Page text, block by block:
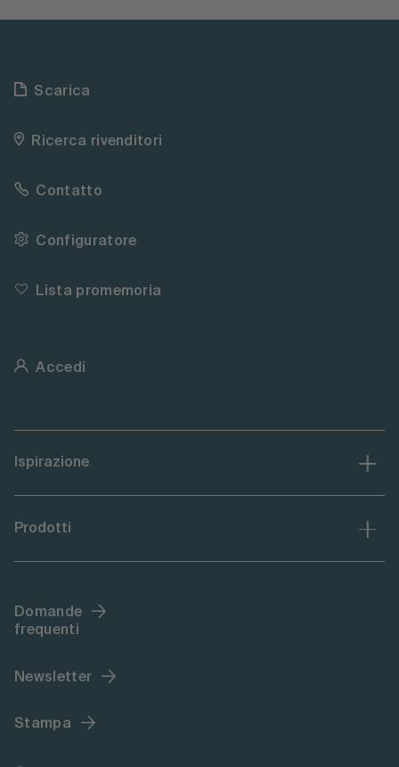
Scarica
Ricerca rivenditori
Contatto
Configuratore
Lista promemoria
Accedi
Ispirazione
Prodotti
Domande
frequenti
Newsletter
Stampa